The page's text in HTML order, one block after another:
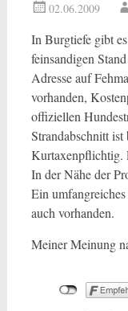
02.06.2009
In Burgtiefe gibt
feinsandigen
Adresse auf
vorhanden,
offiziellen
Strandabschnitt
Kurtaxenpflichtig.
In der Nähe der
Ein
auch vorhanden.
Meiner Meinung